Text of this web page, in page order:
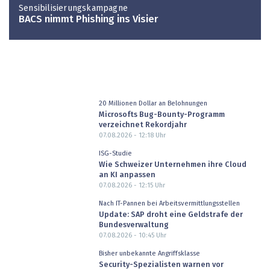
Sensibilisierungskampagne
BACS nimmt Phishing ins Visier
20 Millionen Dollar an Belohnungen
Microsofts Bug-Bounty-Programm
verzeichnet Rekordjahr
07.08.2026 - 12:18Uhr
ISG-Studie
Wie Schweizer Unternehmen ihre Cloud
an KI anpassen
07.08.2026 - 12:15Uhr
Nach IT-Pannen bei Arbeitsvermittlungsstellen
Update: SAP droht eine Geldstrafe der
Bundesverwaltung
07.08.2026 - 10:45Uhr
Bisher unbekannte Angriffsklasse
Security-Spezialisten warnen vor